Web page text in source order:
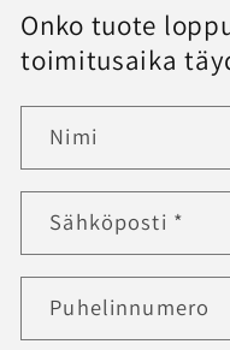
Onko tuote
toimitusaika
Nimi
Sähköposti *
Puhelinnumero